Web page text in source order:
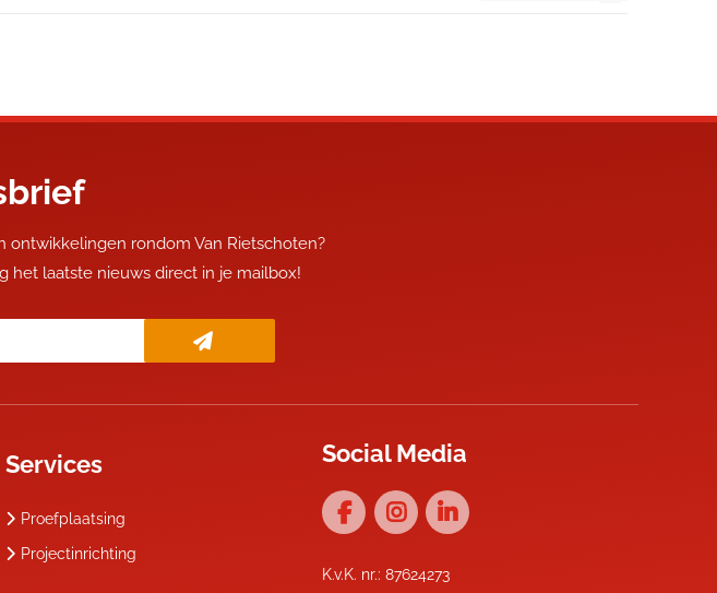
rondom Van Rietschoten?
het laatste nieuws direct in je mailbox!
Services
Proefplaatsing
Projectinrichting
Social Media
K.v.K. nr.: 87624273